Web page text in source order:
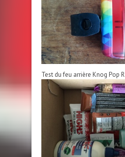
Test du feu arrière Knog Pop R